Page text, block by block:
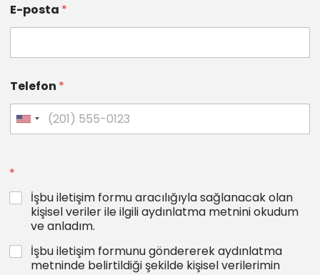
E-posta *
Telefon *
*
İşbu iletişim formu aracılığıyla sağlanacak olan
kişisel veriler ile ilgili aydınlatma metnini okudum
ve anladım.
İşbu iletişim formunu göndererek aydınlatma
metninde belirtildiği şekilde kişisel verilerimin